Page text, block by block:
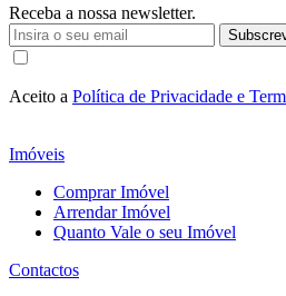
Receba a nossa newsletter.
Aceito a Política de Privacidade e
Imóveis
Comprar Imóvel
Arrendar Imóvel
Quanto Vale o seu Imóvel
Contactos